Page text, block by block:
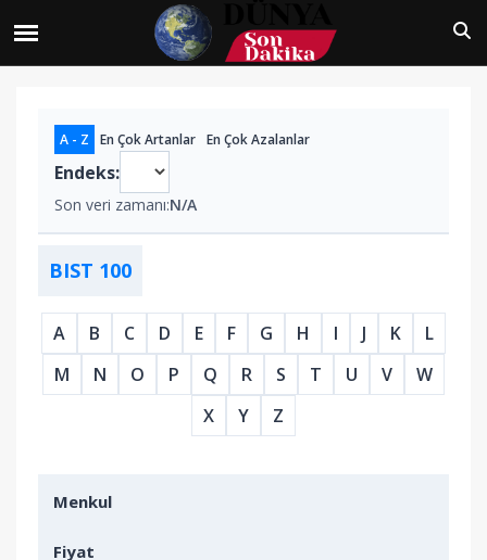
A - Z En Çok Artanlar En Çok Azalanlar
Endeks:
Son veri zamanı:N/A
BIST 100
A B C D E F G H I J K
L
M
N O P Q R S T U V
W
X
Y Z
Menkul
Fiyat